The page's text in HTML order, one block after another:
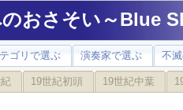
おさそい～Blue
ゴリで選ぶ 演奏家で選ぶ 不
19世紀初頭 19世紀中葉